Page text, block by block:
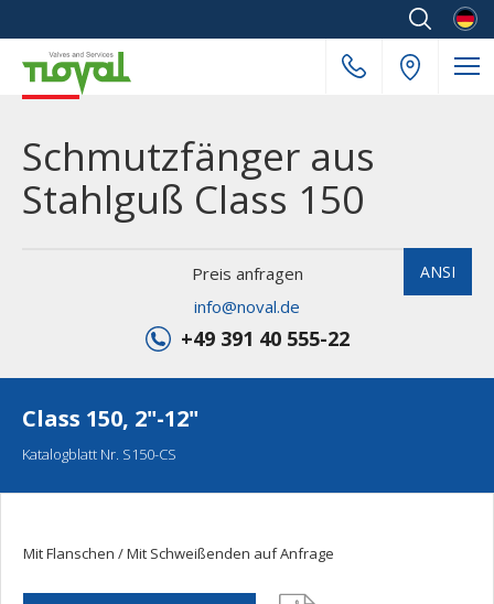
Schmutzfänger aus
Stahlguß Class 150
ANSI
Preis anfragen
info@noval.de
+49 391 40 555-22
Class 150, 2"-12"
Katalogblatt Nr. S150-CS
Mit Flanschen / Mit Schweißenden auf Anfrage